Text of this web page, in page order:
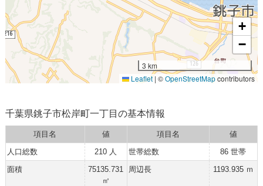
+
−
3 km
Leaflet | ©OpenStreetMapcontributors
千葉県銚子市松岸町一丁目の基本情報
項目名 値 項目名
値
人口総数
210 人 世帯総数
86 世帯
面積
75135.731
㎡
周辺長 1193.935 ｍ